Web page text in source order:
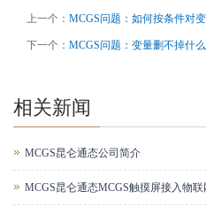
上一个： MCGS问题：如何按条件对
下一个： MCGS问题：变量删不掉什
相关新闻
MCGS昆仑通态公司简介
MCGS昆仑通态MCGS触摸屏接入物联